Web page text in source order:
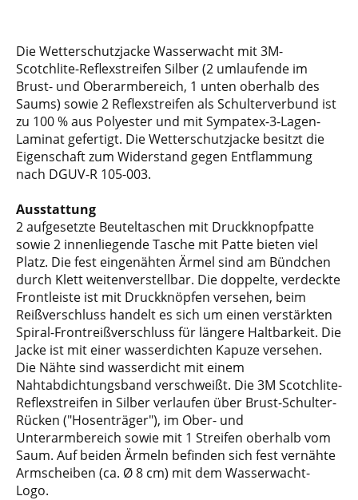
Die Wetterschutzjacke Wasserwacht mit 3M-
Scotchlite-Reflexstreifen Silber (2 umlaufende im
Brust- und Oberarmbereich, 1 unten oberhalb des
Saums) sowie 2 Reflexstreifen als Schulterverbund ist
zu 100 % aus Polyester und mit Sympatex-3-Lagen-
Laminat gefertigt. Die Wetterschutzjacke besitzt die
Eigenschaft zum Widerstand gegen Entflammung
nach DGUV-R 105-003.
Ausstattung
2 aufgesetzte Beuteltaschen mit Druckknopfpatte
sowie 2 innenliegende Tasche mit Patte bieten viel
Platz. Die fest eingenähten Ärmel sind am Bündchen
durch Klett weitenverstellbar. Die doppelte, verdeckte
Frontleiste ist mit Druckknöpfen versehen, beim
Reißverschluss handelt es sich um einen verstärkten
Spiral-Frontreißverschluss für längere Haltbarkeit. Die
Jacke ist mit einer wasserdichten Kapuze versehen.
Die Nähte sind wasserdicht mit einem
Nahtabdichtungsband verschweißt. Die 3M Scotchlite-
Reflexstreifen in Silber verlaufen über Brust-Schulter-
Rücken ("Hosenträger"), im Ober- und
Unterarmbereich sowie mit 1 Streifen oberhalb vom
Saum. Auf beiden Ärmeln befinden sich fest vernähte
Armscheiben (ca. Ø 8 cm) mit dem Wasserwacht-
Logo.